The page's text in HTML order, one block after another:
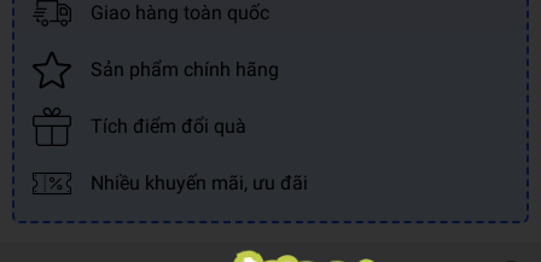
Giao hàng toàn quốc
Sản phẩm chính hãng
Tích điểm đổi quà
Nhiều khuyến mãi, ưu đãi